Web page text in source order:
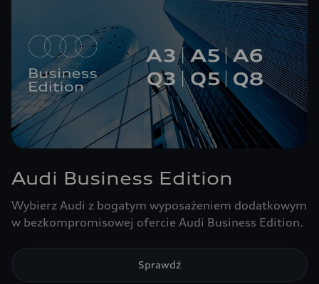
Audi Business Edition
Wybierz Audi z bogatym wyposażeniem dodatkowym
w bezkompromisowej ofercie Audi Business Edition.
Sprawdź